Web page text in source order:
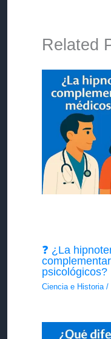
Related
❓ ¿La
psicológicos?
Ciencia e Historia /